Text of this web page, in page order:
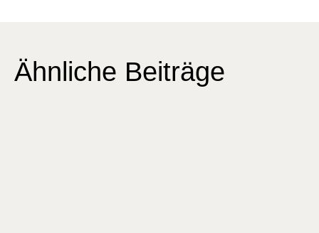
Ähnliche Beiträge